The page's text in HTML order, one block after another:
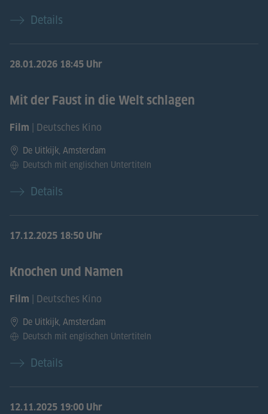
Details
28.01.2026 18:45 Uhr
Mit der Faust in die Welt schlagen
Film | Deutsches Kino
De Uitkijk, Amsterdam
Deutsch mit englischen Untertiteln
Details
17.12.2025 18:50 Uhr
Knochen und Namen
Film | Deutsches Kino
De Uitkijk, Amsterdam
Deutsch mit englischen Untertiteln
Details
12.11.2025 19:00 Uhr